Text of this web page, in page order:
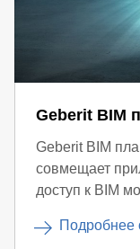
Geberit BIM
Geberit BIM
совмещает
доступ к BIM
Подробнее